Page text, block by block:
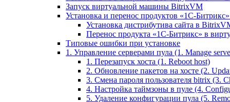
Запуск виртуальной машины BitrixVM
Установка и перенос продуктов «1С-
Установка дистрибутива сайта в
Перенос продукта «1C-Битрикс» в
Типовые ошибки при установке
1. Управление серверами пула (1. Manage
1. Перезапуск хоста (1. Reboot host)
2. Обновление пакетов на хосте (2.
3. Смена пароля пользователя bitrix (3.
4. Настройка таймзоны в пуле (4.
5. Удаление конфигурации пула (5.